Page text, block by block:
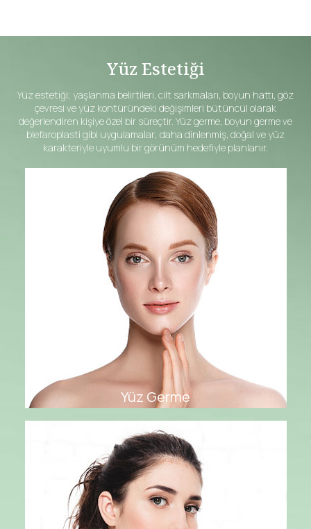
Yüz Estetiği
Yüz estetiği; yaşlanma belirtileri, cilt sarkmaları, boyun hattı, göz
çevresi ve yüz kontüründeki değişimleri bütüncül olarak
değerlendiren kişiye özel bir süreçtir. Yüz germe, boyun germe ve
blefaroplasti gibi uygulamalar; daha dinlenmiş, doğal ve yüz
karakteriyle uyumlu bir görünüm hedefiyle planlanır.
Yüz Germe